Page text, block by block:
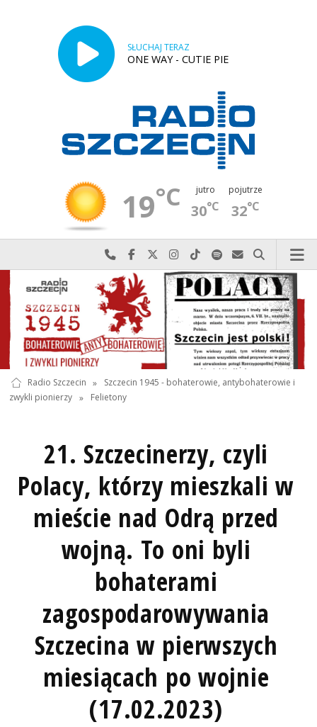
SŁUCHAJ TERAZ
ONE WAY - CUTIE PIE
19°C jutro
30°C
pojutrze
32°C
Najlepiej po prostu do nas zadzwoń
Odwiedź nas na Facebook-u
Odwiedź nas na X
Odwiedź nas na Instagram-ie
Odwiedź nas na TikTok-u
Szukaj nas na Spotify
Wyślij do nas
Szukaj
Radio Szczecin »
Szczecin 1945 - bohaterowie, antybohaterowie i
zwykli pionierzy » Felietony
21. Szczecinerzy, czyli
Polacy, którzy mieszkali w
mieście nad Odrą przed
wojną. To oni byli
bohaterami
zagospodarowywania
Szczecina w pierwszych
miesiącach po wojnie
(17.02.2023)